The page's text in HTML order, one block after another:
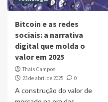
Bitcoin e as redes
sociais: a narrativa
digital que molda o
valor em 2025
Thais Campos
23 de abril de 2025
0
A construção do valor de